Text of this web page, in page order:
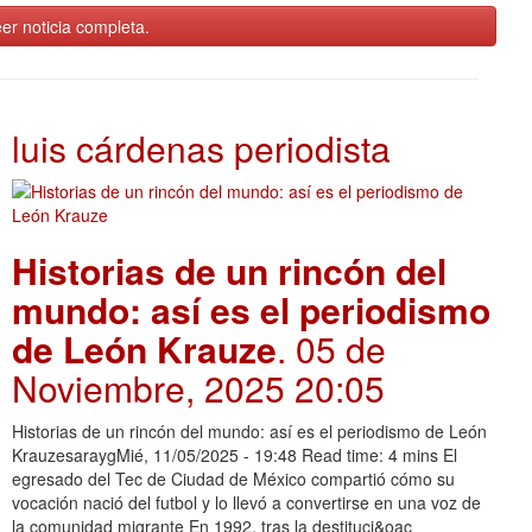
noticia completa.
luis cárdenas periodista
Historias de un rincón del
mundo: así es el periodismo
de León Krauze. 05 de
Noviembre, 2025 20:05
Historias de un rincón del mundo: así es el periodismo de León
KrauzesaraygMié, 11/05/2025 - 19:48 Read time: 4 mins El
egresado del Tec de Ciudad de México compartió cómo su
vocación nació del futbol y lo llevó a convertirse en una voz de
la comunidad migrante En 1992, tras la destituci&oac